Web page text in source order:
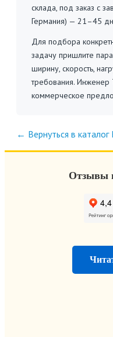
склада, под заказ с
Германия) — 21–45
Для подбора
задачу пришлите
ширину, скорость,
требования. Инженер
коммерческое
← Вернуться в
Отзывы